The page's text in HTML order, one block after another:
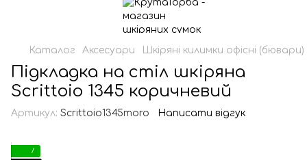
Каталог Аксесуари Шкіряні килимки офісні (бювари)
Підкладка на стіл шкіряна
Scrittoio 1345 коричневий
Артикул: Scrittoio1345moro Написати відгук
7